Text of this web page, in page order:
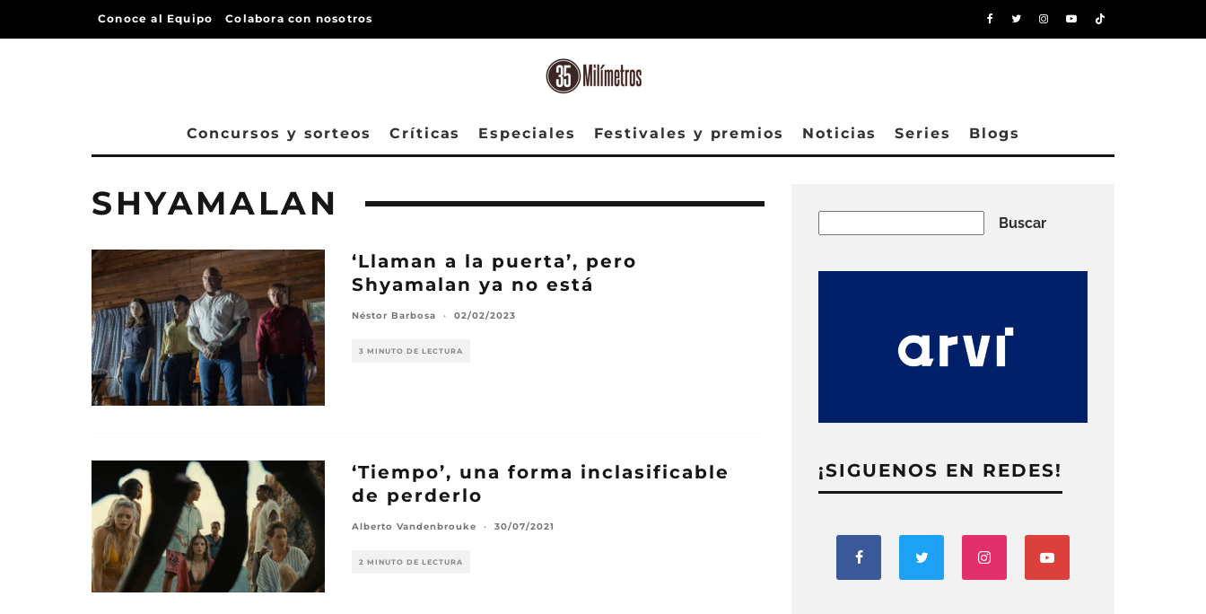
Conoce al Equipo Colabora con nosotros
Concursos y sorteos Críticas Especiales Festivales y premios Noticias Series Blogs
SHYAMALAN
‘Llaman a la puerta’, pero
Shyamalan ya no está
Néstor Barbosa · 02/02/2023
3 MINUTO DE LECTURA
‘Tiempo’, una forma inclasificable
de perderlo
Alberto Vandenbrouke · 30/07/2021
2 MINUTO DE LECTURA
Buscar
¡SIGUENOS EN REDES!